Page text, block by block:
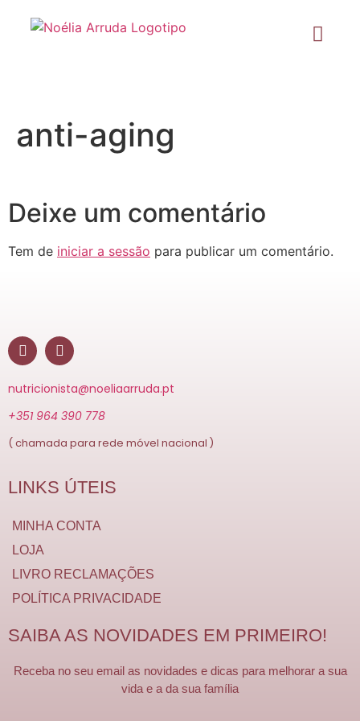
anti-aging
Deixe um comentário
Tem de iniciar a sessão para publicar um comentário.
nutricionista@noeliaarruda.pt
+351 964 390 778
( chamada para rede móvel nacional )
LINKS ÚTEIS
MINHA CONTA
LOJA
LIVRO RECLAMAÇÕES
POLÍTICA PRIVACIDADE
SAIBA AS NOVIDADES EM PRIMEIRO!
Receba no seu email as novidades e dicas para melhorar a sua
vida e a da sua família